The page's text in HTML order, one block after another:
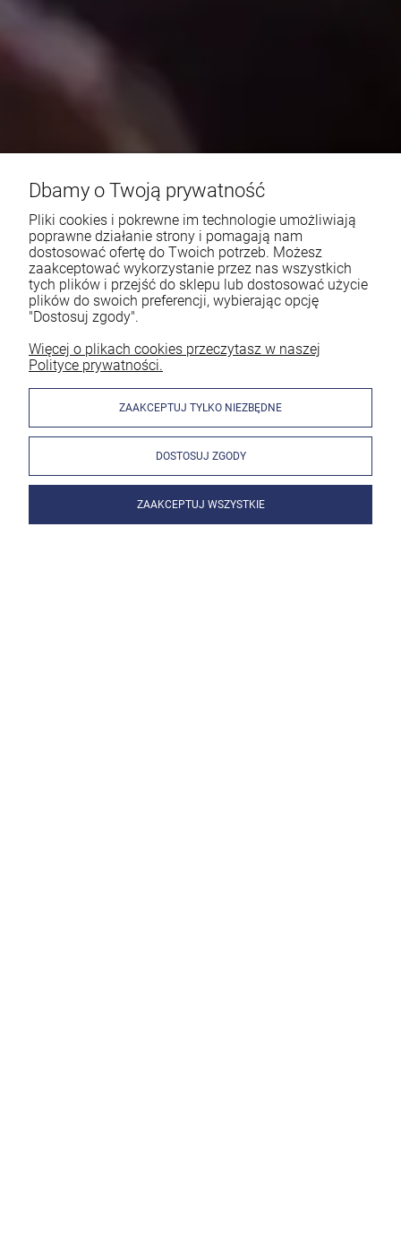
Dbamy o Twoją prywatność
Pliki cookies i pokrewne im technologie umożliwiają
poprawne działanie strony i pomagają nam
dostosować ofertę do Twoich potrzeb. Możesz
zaakceptować wykorzystanie przez nas wszystkich
tych plików i przejść do sklepu lub dostosować użycie
plików do swoich preferencji, wybierając opcję
"Dostosuj zgody".
Więcej o plikach cookies przeczytasz w naszej
Polityce prywatności.
ZAAKCEPTUJ TYLKO NIEZBĘDNE
DOSTOSUJ ZGODY
ZAAKCEPTUJ WSZYSTKIE